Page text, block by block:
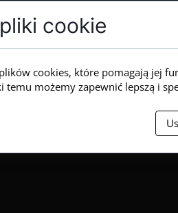
się, że dolne wieko zostało
często oznacza to, że dno nie
prawidłowym zamknięciu.
cookie
cookies, które pomagają jej
temu możemy zapewnić lepszą i